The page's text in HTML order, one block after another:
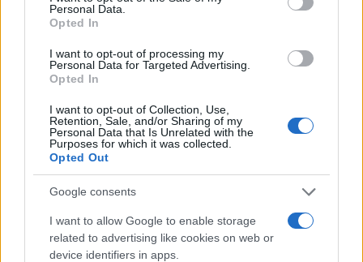
Personal Data.
Opted In
I want to opt-out of processing my
Personal Data for Targeted Advertising.
Opted In
I want to opt-out of Collection, Use,
Retention, Sale, and/or Sharing of my
Personal Data that Is Unrelated with the
Purposes for which it was collected.
Opted Out
Google consents
I want to allow Google to enable storage
related to advertising like cookies on web or
device identifiers in apps.
Στην αρχή νομίζαμε ότι πρόκειται για αστείο, αλλά το
PornHub βλέπει το εγχείρημα ως ένα πολύ σημαντικό
πείραμα για την Ανθρωπότητα, καθώς για πρώτη φορά
θα μελετηθεί η σεξουαλική συμπεριφορά των
ανθρώπων έξω από την ατμόσφαιρα της Γης.
Αν μαζευτεί το ποσό, οι δύο πρωταγωνιστές θα
και φιλοδοξούν να στείλουν την αποστολή μέσα στο
2016. Φυσικά, δεν λείπουν τα διάφορα δωράκια για